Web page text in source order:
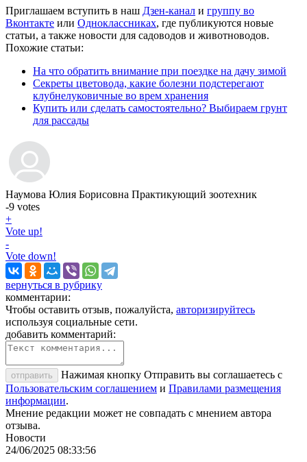
Приглашаем вступить в наш Дзен-канал и группу во
Вконтакте или Одноклассниках, где публикуются новые
статьи, а также новости для садоводов и животноводов.
Похожие статьи:
На что обратить внимание при поездке на дачу зимой
Секреты цветовода, какие болезни подстерегают
клубнелуковичные во врем хранения
Купить или сделать самостоятельно? Выбираем грунт
для рассады
Наумова Юлия Борисовна Практикующий зоотехник
-9 votes
+
Vote up!
-
Vote down!
вернуться в рубрику
комментарии:
Чтобы оставить отзыв, пожалуйста, авторизируйтесь
используя социальные сети.
добавить комментарий:
отправить
Нажимая кнопку Отправить вы соглашаетесь с
Пользовательским соглашением и Правилами размещения
информации.
Мнение редакции может не совпадать с мнением автора
отзыва.
Новости
24/06/2025 08:33:56